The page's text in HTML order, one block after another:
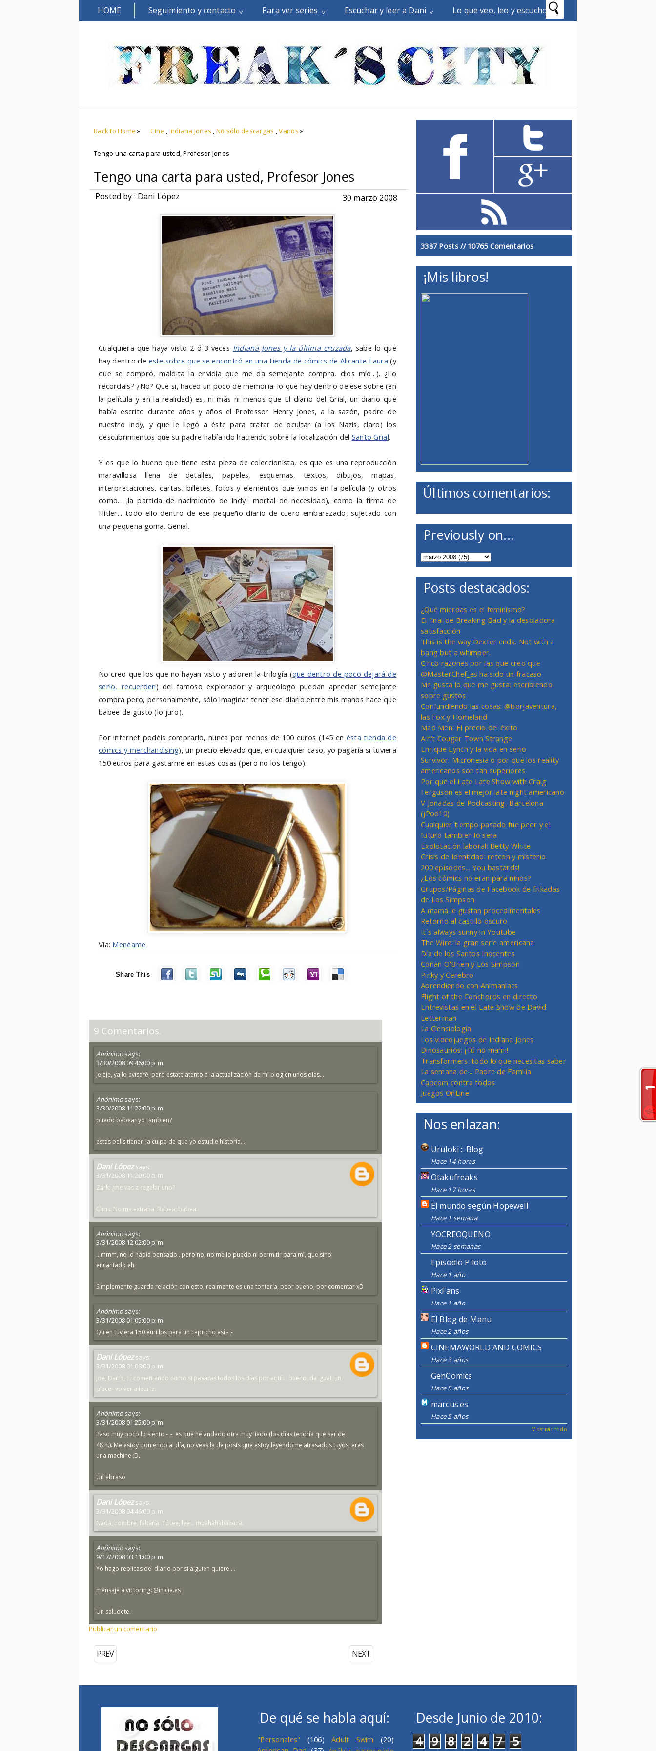
HOME Seguimiento y contacto Para ver series Escuchar y leer a Dani Lo que veo, leo y escucho
Back to Home » Cine , Indiana Jones , No sólo descargas ,Varios »
Tengo una carta para usted, Profesor Jones
Tengo una carta para usted, Profesor Jones
Posted by : Dani López 30 marzo 2008
Cualquiera que haya visto 2 ó 3 veces Indiana Jones y la última cruzada, sabe lo que
hay dentro de este sobre que se encontró en una tienda de cómics de Alicante Laura (y
que se compró, maldita la envidia que me da semejante compra, dios mío...). ¿Lo
recordáis? ¿No? Que sí, haced un poco de memoria: lo que hay dentro de ese sobre (en
la película y en la realidad) es, ni más ni menos que El diario del Grial, un diario que
había escrito durante años y años el Professor Henry Jones, a la sazón, padre de
nuestro Indy, y que le llegó a éste para tratar de ocultar (a los Nazis, claro) los
descubrimientos que su padre había ido haciendo sobre la localización del Santo Grial.
Y es que lo bueno que tiene esta pieza de coleccionista, es que es una reproducción
maravillosa llena de detalles, papeles, esquemas, textos, dibujos, mapas,
interpretaciones, cartas, billetes, fotos y elementos que vimos en la película (y otros
como... ¡la partida de nacimiento de Indy!: mortal de necesidad), como la firma de
Hitler... todo ello dentro de ese pequeño diario de cuero embarazado, sujetado con
una pequeña goma. Genial.
No creo que los que no hayan visto y adoren la trilogía (que dentro de poco dejará de
serlo, recuerden) del famoso explorador y arqueólogo puedan apreciar semejante
compra pero, personalmente, sólo imaginar tener ese diario entre mis manos hace que
babee de gusto (lo juro).
Por internet podéis comprarlo, nunca por menos de 100 euros (145 en ésta tienda de
cómics y merchandising), un precio elevado que, en cualquier caso, yo pagaría si tuviera
150 euros para gastarme en estas cosas (pero no los tengo).
Vía: Menéame
Share This
9 Comentarios.
Anónimo says:
3/30/2008 09:46:00 p. m.
Jejeje, ya lo avisaré, pero estate atento a la actualización de mi blog en unos días...
Anónimo says:
3/30/2008 11:22:00 p. m.
puedo babear yo tambien?
estas pelis tienen la culpa de que yo estudie historia...
Dani López says:
3/31/2008 11:20:00 a. m.
Zark: ¿me vas a regalar uno?
Chris: No me extraña. Babea, babea.
Anónimo says:
3/31/2008 12:02:00 p. m.
...mmm, no lo había pensado...pero no, no me lo puedo ni permitir para mí, que sino
encantado eh.
Simplemente guarda relación con esto, realmente es una tontería, peor bueno, por comentar xD
Anónimo says:
3/31/2008 01:05:00 p. m.
Quien tuviera 150 eurillos para un capricho así -_-
Dani López says:
3/31/2008 01:08:00 p. m.
Joe, Darth, tú comentando como si pasaras todos los días por aquí... bueno, da igual, un
placer volver a leerte.
Anónimo says:
3/31/2008 01:25:00 p. m.
Paso muy poco lo siento -_-, es que he andado otra muy liado (los días tendría que ser de
48 h.). Me estoy poniendo al día, no veas la de posts que estoy leyendome atrasados tuyos, eres
una machine ;D.
Un abraso
Dani López says:
3/31/2008 04:46:00 p. m.
Nada, hombre, faltaría. Tú lee, lee... muahahahahaha.
Anónimo says:
9/17/2008 03:11:00 p. m.
Yo hago replicas del diario por si alguien quiere....
mensaje a victormgc@inicia.es
Un saludete.
Publicar un comentario
NEXT
PREV
3387 Posts // 10765 Comentarios
¡Mis libros!
Últimos comentarios:
Previously on...
Posts destacados:
¿Qué mierdas es el feminismo?
El final de Breaking Bad y la desoladora
satisfacción
This is the way Dexter ends. Not with a
bang but a whimper.
Cinco razones por las que creo que
@MasterChef_es ha sido un fracaso
Me gusta lo que me gusta: escribiendo
sobre gustos
Confundiendo las cosas: @borjaventura,
las Fox y Homeland
Mad Men: El precio del éxito
Ain’t Cougar Town Strange
Enrique Lynch y la vida en serio
Survivor: Micronesia o por qué los reality
americanos son tan superiores
Por qué el Late Late Show with Craig
Ferguson es el mejor late night americano
V Jonadas de Podcasting, Barcelona
(jPod10)
Cualquier tiempo pasado fue peor y el
futuro también lo será
Explotación laboral: Betty White
Crisis de Identidad: retcon y misterio
200 episodes... You bastards!
¿Los cómics no eran para niños?
Grupos/Páginas de Facebook de frikadas
de Los Simpson
A mamá le gustan procedimentales
Retorno al castillo oscuro
It´s always sunny in Youtube
The Wire: la gran serie americana
Día de los Santos Inocentes
Conan O'Brien y Los Simpson
Pinky y Cerebro
Aprendiendo con Animaniacs
Flight of the Conchords en directo
Entrevistas en el Late Show de David
Letterman
La Cienciología
Los videojuegos de Indiana Jones
Dinosaurios: ¡Tú no mami!
Transformers: todo lo que necesitas saber
La semana de... Padre de Familia
Capcom contra todos
Juegos OnLine
Nos enlazan:
Uruloki :: Blog
Hace 14 horas
Otakufreaks
Hace 17 horas
El mundo según Hopewell
Hace 1 semana
YOCREOQUENO
Hace 2 semanas
Episodio Piloto
Hace 1 año
PixFans
Hace 1 año
El Blog de Manu
Hace 2 años
CINEMAWORLD AND COMICS
Hace 3 años
GenComics
Hace 5 años
marcus.es
Hace 5 años
Mostrar todo
De qué se habla aquí:
"Personales" (106) Adult Swim
(20)
Desde Junio de 2010:
4 9 8 2 4 7 5